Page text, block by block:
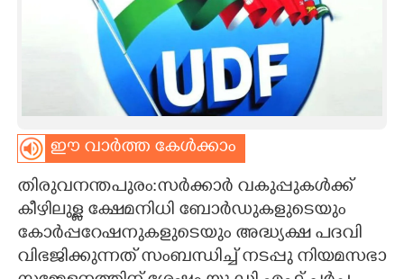
CARTOONS
LITERATURE
ഈ വാർത്ത കേൾക്കാം
തിരുവനന്തപുരം:സർക്കാർ വകുപ്പുകൾക്ക്
കീഴിലുള്ള ക്ഷേമനിധി ബോർഡുകളുടെയും
കോർപ്പറേഷനുകളുടെയും അദ്ധ്യക്ഷ പദവി
വിഭജിക്കുന്നത് സംബന്ധിച്ച് നടപ്പു നിയമസഭാ